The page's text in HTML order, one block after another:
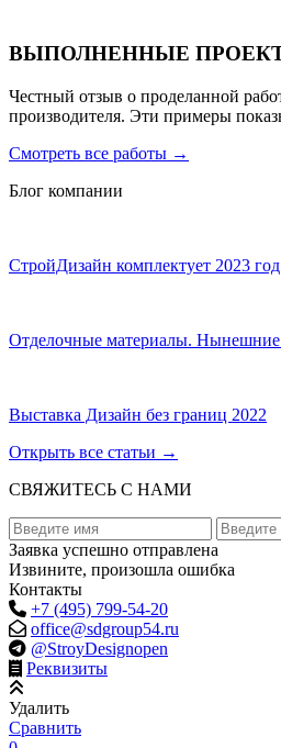
ВЫПОЛНЕННЫЕ
Честный отзыв о проделанной
производителя. Эти примеры
Смотреть все работы →
Блог компании
СтройДизайн комплектует 2023 год
Отделочные материалы. Нынешние
Выставка Дизайн без границ 2022
Открыть все статьи →
СВЯЖИТЕСЬ С НАМИ
Заявка успешно отправлена
Извините, произошла ошибка
Контакты
+7 (495) 799-54-20
office@sdgroup54.ru
@StroyDesignopen
Реквизиты
Удалить
Сравнить